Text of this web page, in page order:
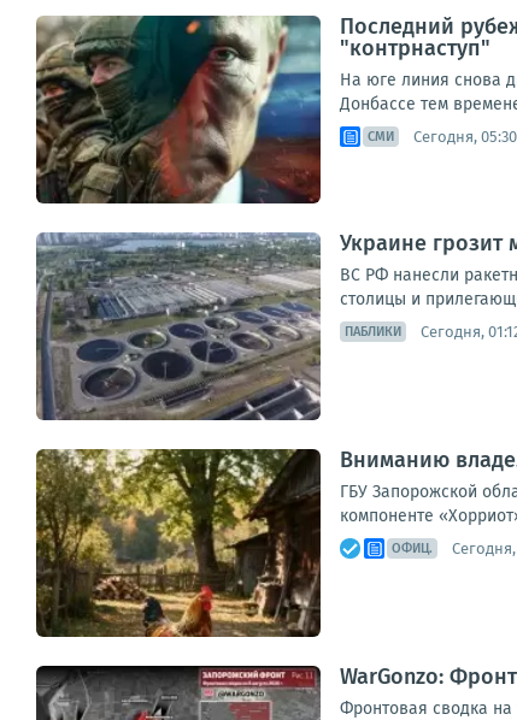
Последний
"контрнаступ"
На юге линия снова
Донбассе тем
СМИ Сегодня, 05:30
Украине грозит
ВС РФ нанесли
столицы и
ПАБЛИКИ Сегодня,
Вниманию
ГБУ Запорожской
компоненте
ОФИЦ. Сегодня,
WarGonzo:
Фронтовая сводка